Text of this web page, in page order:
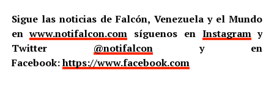
Sigue las noticias de Falcón, Venezuela y el Mundo
enwww.notifalcon.com síguenos en Instagramy
Twitter @notifalcony en
Facebook:https://www.facebook.com